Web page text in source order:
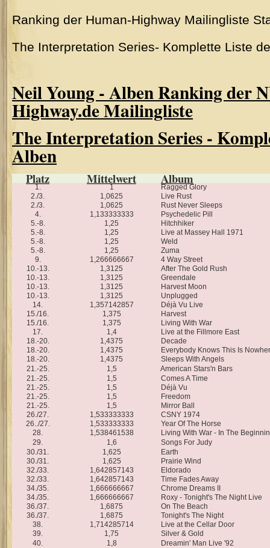
Ranking der Human-Highway Mailingliste
The Interpretation Series- Komplette Liste
Neil Young - Alben Ranking der
Highway.de Mailingliste
The Interpretation Series -
Alben
Platz Mittelwert Album
1. 1
Ragged Glory
2./3.
1,0625
Live Rust
2./3.
1,0625
Rust Never Sleeps
4.
1,133333333
Psychedelic Pill
5.-8.
1,25
Hitchhiker
5.-8.
1,25
Live at Massey Hall 1971
5.-8.
1,25
Weld
5.-8.
1,25
Zuma
9.
1,266666667
4 Way Street
10.-13.
1,3125
After The Gold Rush
10.-13.
1,3125
Greendale
10.-13.
1,3125
Harvest Moon
10.-13.
1,3125
Unplugged
14.
1,357142857
Déjà Vu Live
15./16.
1,375
Harvest
15./16.
1,375
Living With War
17.
1,4
Live at the Fillmore East
18.-20.
1,4375
Decade
18.-20.
1,4375
Everybody Knows This Is
18.-20.
1,4375
Sleeps With Angels
21.-25.
1,5
American Stars'n Bars
21.-25.
1,5
Comes A Time
21.-25.
1,5
Déjà Vu
21.-25.
1,5
Freedom
21.-25.
1,5
Mirror Ball
26./27.
1,533333333
CSNY 1974
26../27.
1,533333333
Year Of The Horse
28.
1,538461538
Living With War - In The
29.
1,6
Songs For Judy
30./31.
1,625
Earth
30./31.
1,625
Prairie Wind
32./33.
1,642857143
Eldorado
32./33.
1,642857143
Time Fades Away
34./35.
1,666666667
Chrome Dreams II
34./35.
1,666666667
Roxy - Tonight's The Night Live
36./37.
1,6875
On The Beach
36./37.
1,6875
Tonight's The Night
38.
1,714285714
Live at the Cellar Door
39.
1,75
Silver & Gold
40.
1,8
Dreamin' Man Live '92